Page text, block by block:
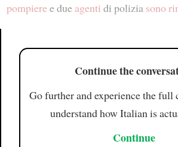
pompieree due agenti di polizia sono
Continue the
Go further and experience the
understand how Italian is
Continue